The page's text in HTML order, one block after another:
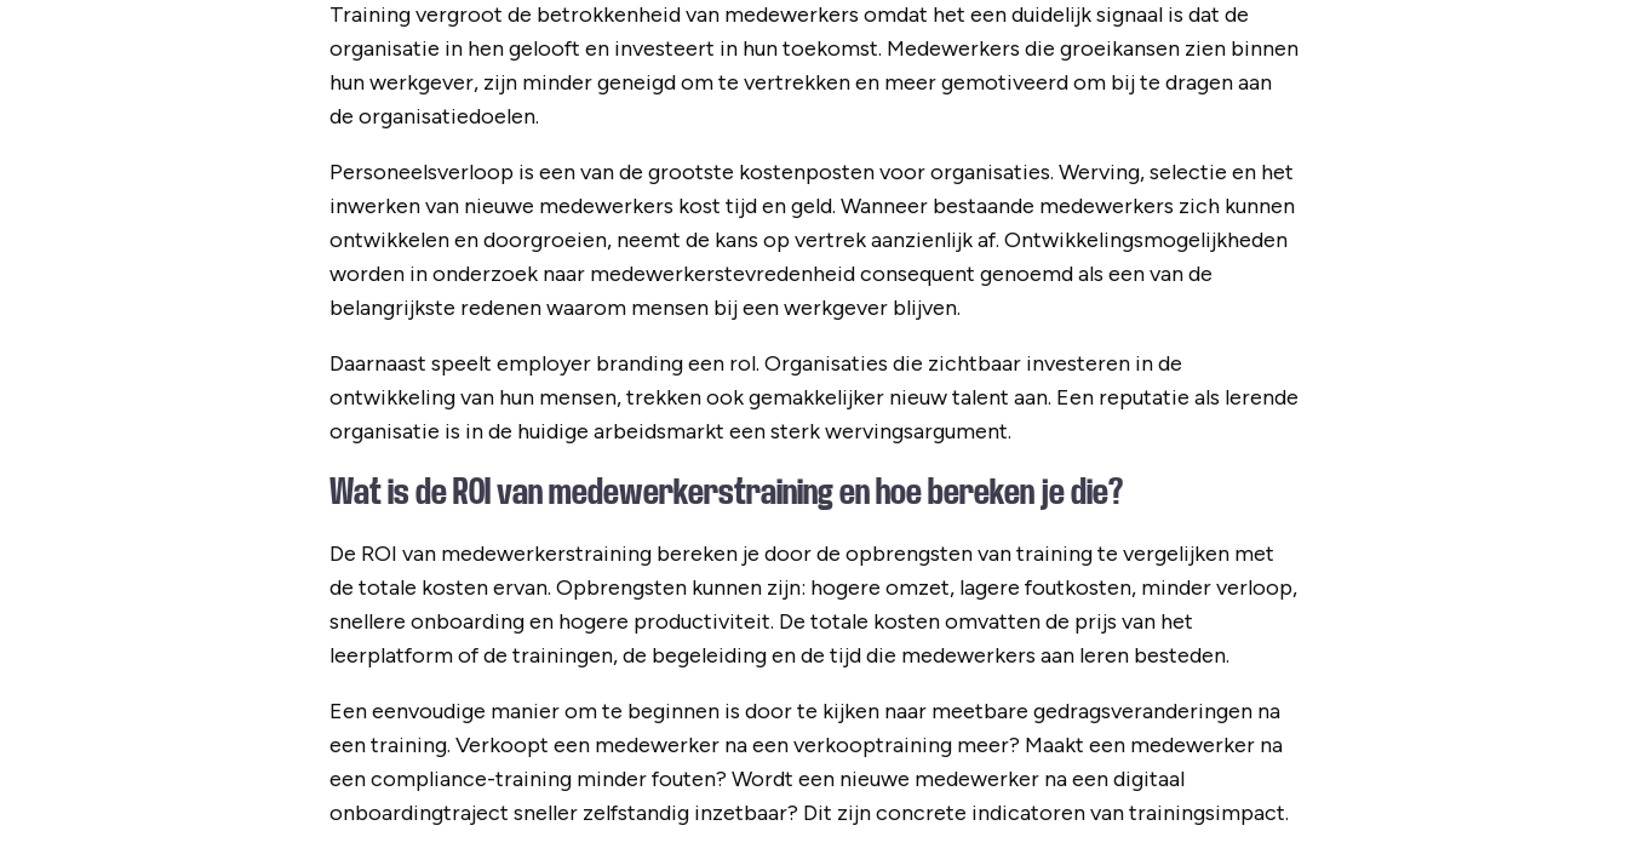
Training vergroot de betrokkenheid van medewerkers omdat het een duidelijk signaal is dat de
organisatie in hen gelooft en investeert in hun toekomst. Medewerkers die groeikansen zien binnen
hun werkgever, zijn minder geneigd om te vertrekken en meer gemotiveerd om bij te dragen aan
de organisatiedoelen.
Personeelsverloop is een van de grootste kostenposten voor organisaties. Werving, selectie en het
inwerken van nieuwe medewerkers kost tijd en geld. Wanneer bestaande medewerkers zich kunnen
ontwikkelen en doorgroeien, neemt de kans op vertrek aanzienlijk af. Ontwikkelingsmogelijkheden
worden in onderzoek naar medewerkerstevredenheid consequent genoemd als een van de
belangrijkste redenen waarom mensen bij een werkgever blijven.
Daarnaast speelt employer branding een rol. Organisaties die zichtbaar investeren in de
ontwikkeling van hun mensen, trekken ook gemakkelijker nieuw talent aan. Een reputatie als lerende
organisatie is in de huidige arbeidsmarkt een sterk wervingsargument.
Wat is de ROI van medewerkerstraining en hoe bereken je die?
De ROI van medewerkerstraining bereken je door de opbrengsten van training te vergelijken met
de totale kosten ervan. Opbrengsten kunnen zijn: hogere omzet, lagere foutkosten, minder verloop,
snellere onboarding en hogere productiviteit. De totale kosten omvatten de prijs van het
leerplatform of de trainingen, de begeleiding en de tijd die medewerkers aan leren besteden.
Een eenvoudige manier om te beginnen is door te kijken naar meetbare gedragsveranderingen na
een training. Verkoopt een medewerker na een verkooptraining meer? Maakt een medewerker na
een compliance-training minder fouten? Wordt een nieuwe medewerker na een digitaal
onboardingtraject sneller zelfstandig inzetbaar? Dit zijn concrete indicatoren van trainingsimpact.